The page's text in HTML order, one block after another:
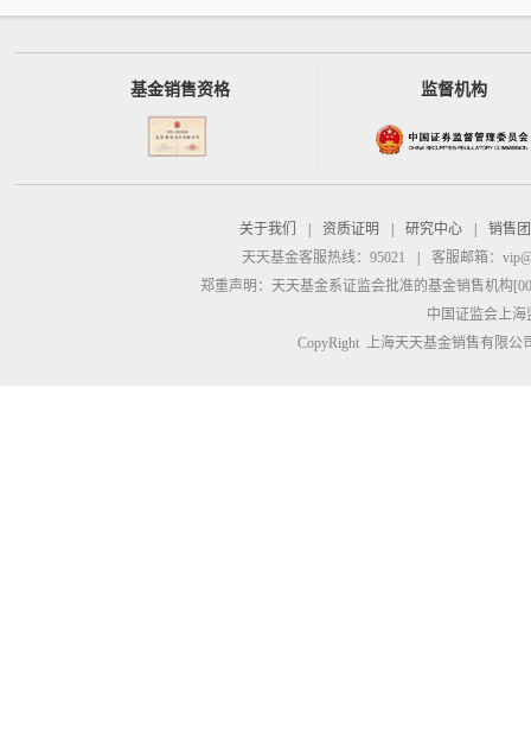
基金销售资格 监督机构
关于我们 资质证明 研究中心
销售
天天基金客服热线：95021
客服邮箱：
郑重声明： 天天基金系证监会批准的基金销售机构
中国证监会上
CopyRight 上海天天基金销售有限